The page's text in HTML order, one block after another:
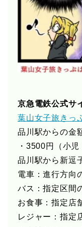
京急電鉄公式サ
葉山女子旅きっ
品川駅からの金
・3500円（小児
品川駅から新逗
電車：進行方向
バス：指定区間
お食事：指定店
レジャー：指定